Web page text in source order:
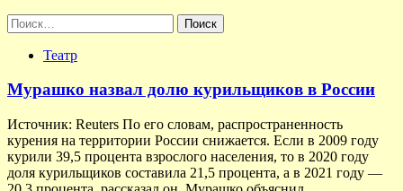
Найти:
Театр
Мурашко назвал долю курильщиков в России
Источник: Reuters По его словам, распространенность
курения на территории России снижается. Если в 2009 году
курили 39,5 процента взрослого населения, то в 2020 году
доля курильщиков составила 21,5 процента, а в 2021 году —